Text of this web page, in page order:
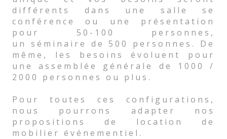
différents dans une salle se
conférence ou une présentation
pour 50-100 personnes,
un séminaire de 500 personnes. De
même, les besoins évoluent pour
une assemblée générale de 1000 /
2000 personnes ou plus.
Pour toutes ces configurations,
nous pourrons adapter nos
propositions de location de
mobilier événementiel.